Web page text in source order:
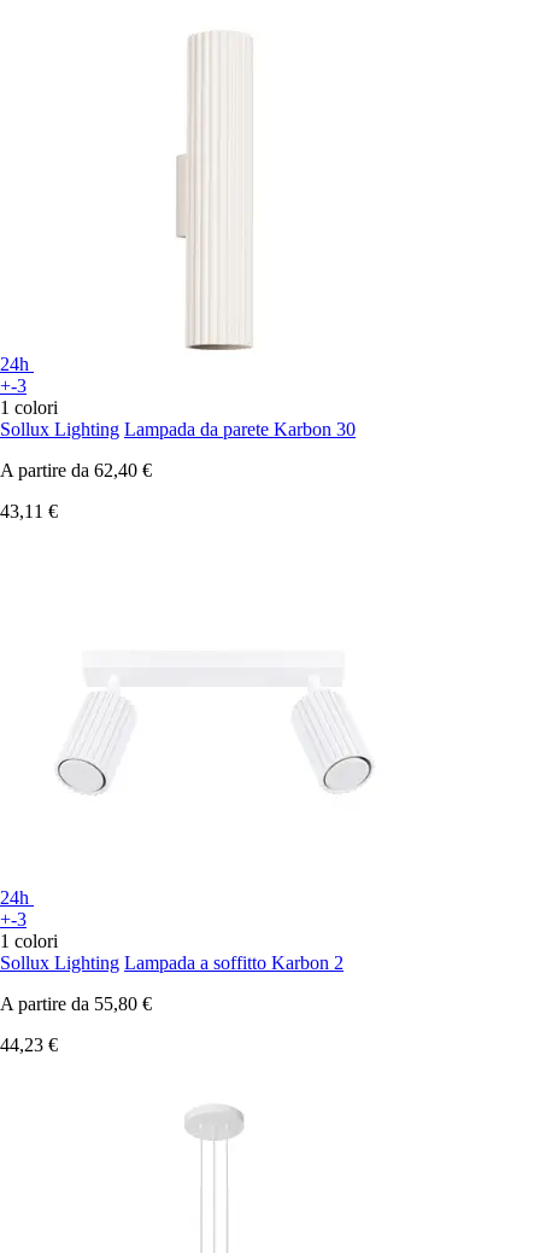
24h
+-3
1 colori
Sollux Lighting Lampada da parete Karbon 30
A partire da 62,40 €
43,11 €
24h
+-3
1 colori
Sollux Lighting Lampada a soffitto Karbon 2
A partire da 55,80 €
44,23 €